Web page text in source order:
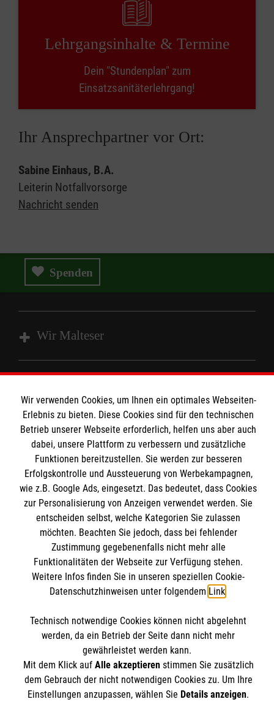
Lehrgangsinhalte & Termine
Dein "Stundenplan" zum
Einsatzsanitäterlehrgang!
Ihr Ansprechpartner vor Ort:
Sabine Einhaus, B.A.
Leiterin Notfallvorsorge
Nachricht senden
Spenden
Wir Malteser
Spenden & Helfen
Angebote & Leistungen
Kursangebote
Mitarbeiten
Informationen
Kontakt
Impressum
Datenschutz
Malteser online
Malteserorden
Malteser International
Mediathek
Spendenkonto
Empfänger: Malteser Hilfsdienst e.V.
BIC: GENODED1PA7
Der Malteser Hilfsdienst e.V. ist als eingetragene
gemeinnützige Organisation von der Körperschaft- und
Gewerbesteuer befreit.
Wir verwenden Cookies, um Ihnen ein optimales Webseiten-
Erlebnis zu bieten. Diese Cookies sind für den technischen
Betrieb unserer Webseite erforderlich, helfen uns aber auch
dabei, unsere Plattform zu verbessern und zusätzliche
Funktionen bereitzustellen. Sie werden zur besseren
Erfolgskontrolle und Aussteuerung von Werbekampagnen,
wie z.B. Google Ads, eingesetzt. Das bedeutet, dass Cookies
zur Personalisierung von Anzeigen verwendet werden. Sie
entscheiden selbst, welche Kategorien Sie zulassen
möchten. Beachten Sie jedoch, dass bei fehlender
Zustimmung gegebenenfalls nicht mehr alle
Funktionalitäten der Webseite zur Verfügung stehen.
Weitere Infos finden Sie in unseren speziellen Cookie-
Datenschutzhinweisen unter folgendem Link.
Technisch notwendige Cookies können nicht abgelehnt
werden, da ein Betrieb der Seite dann nicht mehr
gewährleistet werden kann.
Mit dem Klick auf Alle akzeptierenstimmen Sie zusätzlich
dem Gebrauch der nicht notwendigen Cookies zu. Um Ihre
Einstellungen anzupassen, wählen Sie Details anzeigen.